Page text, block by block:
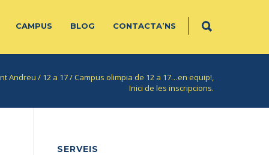
CAMPUS BLOG CONTACTA’NS
Andreu / 12 a 17/Campus olimpia de 12 a 17…en equip!,
Inici de les inscripcions.
SERVEIS